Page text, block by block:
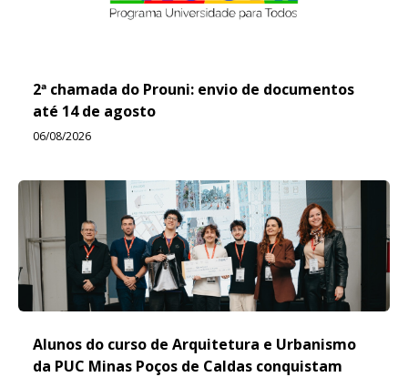
2ª chamada do Prouni: envio de documentos
até 14 de agosto
06/08/2026
Alunos do curso de Arquitetura e Urbanismo
da PUC Minas Poços de Caldas conquistam